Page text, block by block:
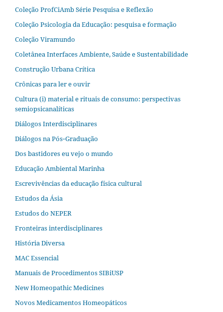
Coleção ProfCiAmb Série Pesquisa e Reflexão
Coleção Psicologia da Educação: pesquisa e formação
Coleção Viramundo
Coletânea Interfaces Ambiente, Saúde e Sustentabilidade
Construção Urbana Crítica
Crônicas para ler e ouvir
Cultura (i) material e rituais de consumo: perspectivas
semiopsicanalíticas
Diálogos Interdisciplinares
Diálogos na Pós‐Graduação
Dos bastidores eu vejo o mundo
Educação Ambiental Marinha
Escrevivências da educação física cultural
Estudos da Ásia​
Estudos do NEPER
Fronteiras interdisciplinares
História Diversa
MAC Essencial
Manuais de Procedimentos SIBiUSP
New Homeopathic Medicines
Novos Medicamentos Homeopáticos